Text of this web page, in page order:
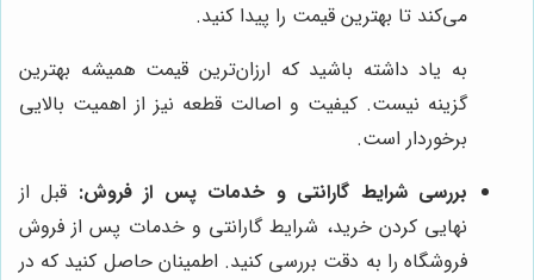
می‌کند تا بهترین قیمت را پیدا کنید.
به یاد داشته باشید که ارزان‌ترین قیمت همیشه بهترین
گزینه نیست. کیفیت و اصالت قطعه نیز از اهمیت بالایی
برخوردار است.
بررسی شرایط گارانتی و خدمات پس از فروش: قبل از
نهایی کردن خرید، شرایط گارانتی و خدمات پس از فروش
فروشگاه را به دقت بررسی کنید. اطمینان حاصل کنید که در